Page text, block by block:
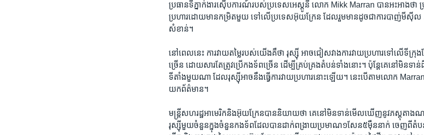
ប្រធាន​ទីភ្នាក់ងារ​ស៊ើប​ការណ៍​របស់​ប្រទេស​អេស្តូនី​ លោក​ Mikk Marran បាន​អះអាង​ថា​ ប្
ប្រហារ​ដោយ​មាន​កម្រិតមួយ​ ទៅ​លើ​ប្រទេស​អ៊ុយក្រែន​ ដែល​រួម​មាន​ដូច​ជា​ការ​បាញ់​មីស៊ីល​
សំខាន់។​
នៅពេល​នេះ​ ការ​វាយ​តម្លៃ​របស់​យើង​គឺថា រុស្ស៊ី ​អាច​ជៀស​វាង​ការ​វាយ​ប្រហារ​ទៅ​លើ​ទីក្រុ
ច្រើន​ ដោយ​សារ​តែ​ត្រូវ​ប្រើ​កងទ័ព​ច្រើន ដើម្បី​គ្រប់គ្រង​តំបន់​ទាំង​នោះ។​ ប៉ុន្តែ​គេ​នៅ​មិន​ទ
ទីតាំង​មួយ​ណា​ ដែល​រុស្ស៊ីអាច​នឹង​ធ្វើ​ការ​វាយ​ប្រហារ​នោះ​ឡើយ។ នេះ​បើ​តាម​លោក​ Marran
យក​ព័ត៌មាន។
មន្ត្រី​សហរដ្ឋ​អាមេរិក​និង​អ៊ុយក្រែនបាន​និយាយ​ថា​ គេ​នៅ​មិន​ទាន់​មើល​ឃើញ​នូវ​ភស្តុតា
រុស្ស៊ី​មួយ​ចំនួន​ក្នុង​ចំនួន​កងទ័ព​ដែល​បាន​ដាក់​ពង្រាយ​ប្រមាណ​១​សែន​៥ម៉ឺននាក់ ចេញ​ពី​តំបន់​